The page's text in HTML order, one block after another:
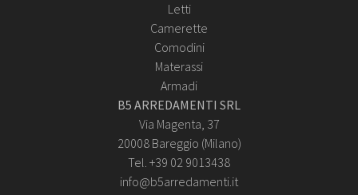
Letti
Camerette
Comodini
Materassi
Armadi
B5 ARREDAMENTI SRL
Via Magenta, 37
20008 Bareggio (Milano)
Tel. +39 02 9013438
info@b5arredamenti.it